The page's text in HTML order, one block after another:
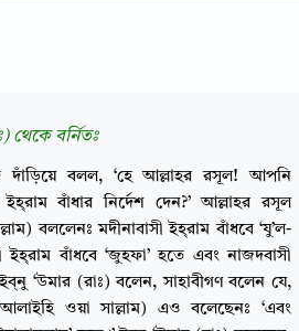
থেকে বর্নিতঃ
দাঁড়িয়ে বলল, ‘হে আল্লাহর রসূল! আপনি
বাঁধার নির্দেশ দেন?’ আল্লাহর রসূল
বললেনঃ মদীনাবাসী ইহ্‌রাম বাঁধবে ‘যু’ল-
ইহ্‌রাম বাঁধবে ‘জুহফা’ হতে এবং নাজদবাসী
‘উমার (রাঃ) বলেন, সাহাবীগণ বলেন যে,
ওয়া সাল্লাম) এও বলেছেনঃ ‘এবং